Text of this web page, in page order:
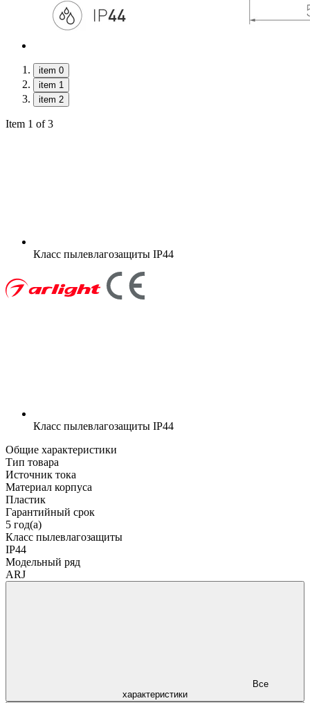
item 0
item 1
item 2
Item 1 of 3
Класс пылевлагозащиты IP44
Класс пылевлагозащиты IP44
Общие характеристики
Тип товара
Источник тока
Материал корпуса
Пластик
Гарантийный срок
5 год(а)
Класс пылевлагозащиты
IP44
Модельный ряд
ARJ
характеристики